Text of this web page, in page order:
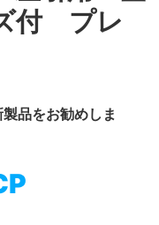
付 プレ
品をお勧めしま